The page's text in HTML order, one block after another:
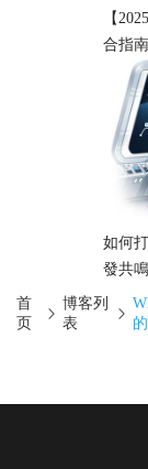
【
合指
如何
發共
南）
首
页
博客列
表